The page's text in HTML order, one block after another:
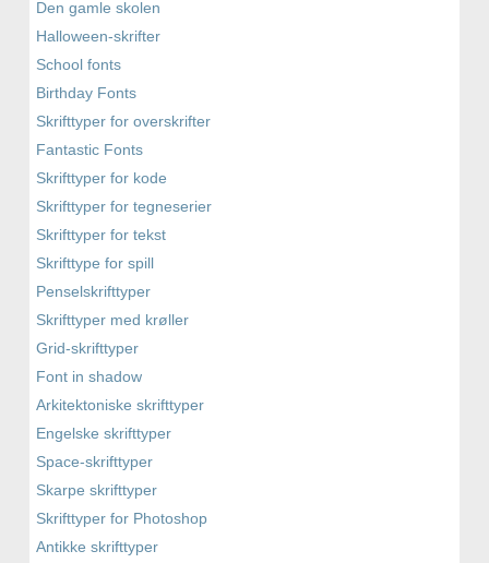
Den gamle skolen
Halloween-skrifter
School fonts
Birthday Fonts
Skrifttyper for overskrifter
Fantastic Fonts
Skrifttyper for kode
Skrifttyper for tegneserier
Skrifttyper for tekst
Skrifttype for spill
Penselskrifttyper
Skrifttyper med krøller
Grid-skrifttyper
Font in shadow
Arkitektoniske skrifttyper
Engelske skrifttyper
Space-skrifttyper
Skarpe skrifttyper
Skrifttyper for Photoshop
Antikke skrifttyper